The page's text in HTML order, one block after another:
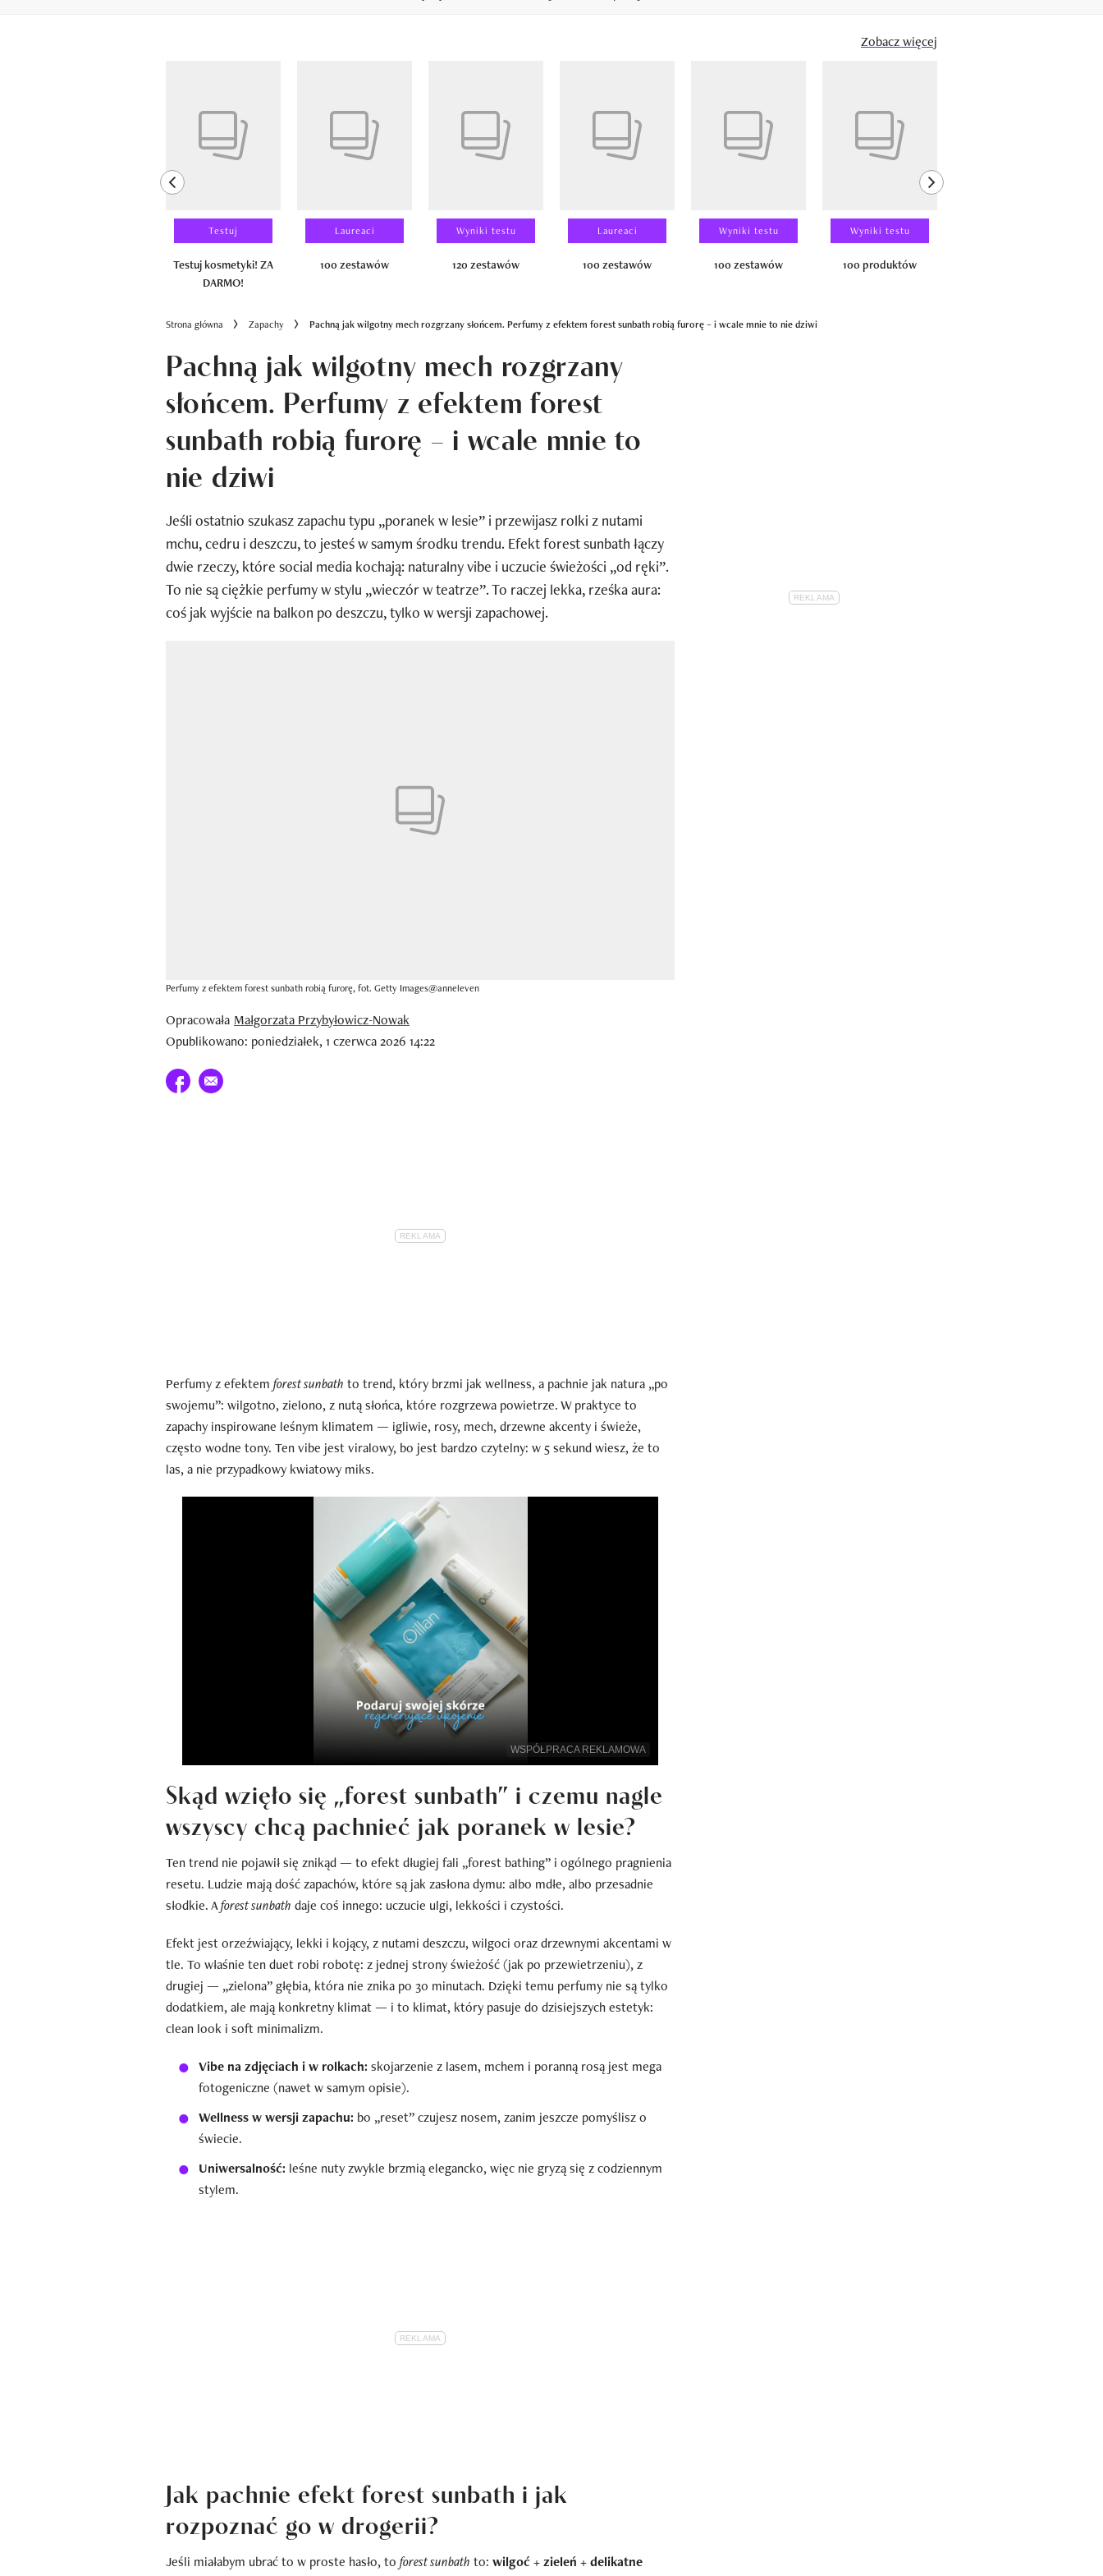
Zobacz więcej
previous element
Testuj
Testuj kosmetyki! ZA
DARMO!
Laureaci
100 zestawów
Wyniki testu
120 zestawów
Laureaci
100 zestawów
Wyniki testu
100 zestawów
Wyniki testu
100 produktów
next element
Strona główna Zapachy Pachną jak wilgotny mech rozgrzany słońcem. Perfumy z efektem forest sunbath robią furorę – i wcale mnie to nie dziwi
Pachną jak wilgotny mech rozgrzany
słońcem. Perfumy z efektem forest
sunbath robią furorę – i wcale mnie to
nie dziwi
Jeśli ostatnio szukasz zapachu typu „poranek w lesie” i przewijasz rolki z nutami
mchu, cedru i deszczu, to jesteś w samym środku trendu. Efekt forest sunbath łączy
dwie rzeczy, które social media kochają: naturalny vibe i uczucie świeżości „od ręki”.
To nie są ciężkie perfumy w stylu „wieczór w teatrze”. To raczej lekka, rześka aura:
coś jak wyjście na balkon po deszczu, tylko w wersji zapachowej.
Perfumy z efektem forest sunbath robią furorę, fot. Getty Images@anneleven
Opracowała Małgorzata Przybyłowicz-Nowak
Opublikowano: poniedziałek, 1 czerwca 2026 14:22
Udostępnij na facebook
E-mail do przyjaciela
Perfumy z efektem forest sunbath to trend, który brzmi jak wellness, a pachnie jak natura „po
swojemu”: wilgotno, zielono, z nutą słońca, które rozgrzewa powietrze. W praktyce to
zapachy inspirowane leśnym klimatem — igliwie, rosy, mech, drzewne akcenty i świeże,
często wodne tony. Ten vibe jest viralowy, bo jest bardzo czytelny: w 5 sekund wiesz, że to
las, a nie przypadkowy kwiatowy miks.
WSPÓŁPRACA REKLAMOWA
Skąd wzięło się „forest sunbath” i czemu nagle
wszyscy chcą pachnieć jak poranek w lesie?
Ten trend nie pojawił się znikąd — to efekt długiej fali „forest bathing” i ogólnego pragnienia
resetu. Ludzie mają dość zapachów, które są jak zasłona dymu: albo mdłe, albo przesadnie
słodkie. Aforest sunbath daje coś innego: uczucie ulgi, lekkości i czystości.
Efekt jest orzeźwiający, lekki i kojący, z nutami deszczu, wilgoci oraz drzewnymi akcentami w
tle. To właśnie ten duet robi robotę: z jednej strony świeżość (jak po przewietrzeniu), z
drugiej — „zielona” głębia, która nie znika po 30 minutach. Dzięki temu perfumy nie są tylko
dodatkiem, ale mają konkretny klimat — i to klimat, który pasuje do dzisiejszych estetyk:
clean look i soft minimalizm.
Vibe na zdjęciach i w rolkach: skojarzenie z lasem, mchem i poranną rosą jest mega
fotogeniczne (nawet w samym opisie).
Wellness w wersji zapachu: bo „reset” czujesz nosem, zanim jeszcze pomyślisz o
świecie.
Uniwersalność: leśne nuty zwykle brzmią elegancko, więc nie gryzą się z codziennym
stylem.
Jak pachnie efekt forest sunbath i jak
rozpoznać go w drogerii?
Jeśli miałabym ubrać to w proste hasło, to forest sunbath to: wilgoć + zieleń + delikatne